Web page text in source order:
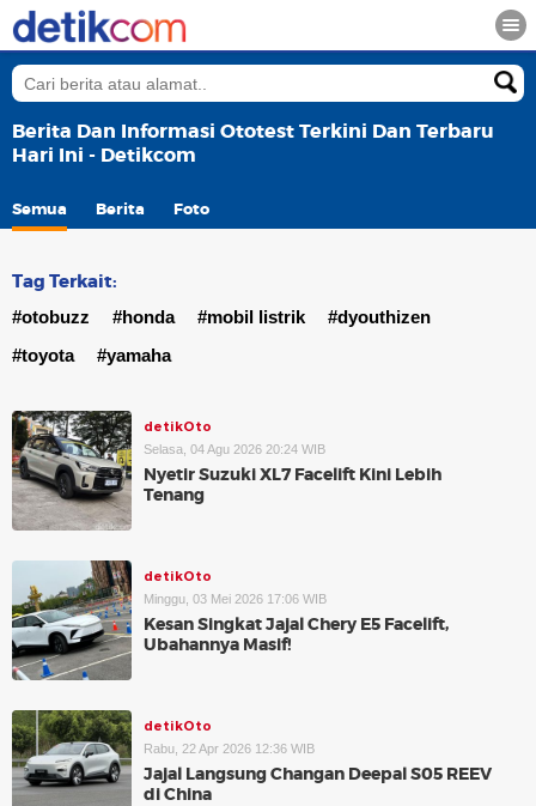
Berita Dan Informasi Ototest Terkini Dan Terbaru
Hari Ini - Detikcom
Semua Berita Foto
Tag Terkait:
#otobuzz #honda #mobil listrik
#dyouthizen
#toyota
#yamaha
detikOto
Selasa, 04 Agu 2026 20:24 WIB
Nyetir Suzuki XL7 Facelift Kini Lebih
Tenang
detikOto
Minggu, 03 Mei 2026 17:06 WIB
Kesan Singkat Jajal Chery E5 Facelift,
Ubahannya Masif!
detikOto
Rabu, 22 Apr 2026 12:36 WIB
Jajal Langsung Changan Deepal S05 REEV
di China